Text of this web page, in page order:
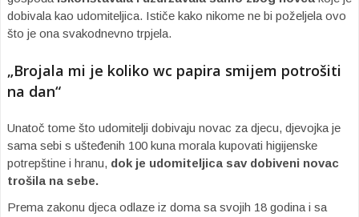
dobivala kao udomiteljica. Ističe kako nikome ne bi poželjela ovo
što je ona svakodnevno trpjela.
„Brojala mi je koliko wc papira smijem potrošiti
na dan“
Unatoč tome što udomitelji dobivaju novac za djecu, djevojka je
sama sebi s ušteđenih 100 kuna morala kupovati higijenske
potrepštine i hranu, dok je udomiteljica sav dobiveni novac
trošila na sebe.
Prema zakonu djeca odlaze iz doma sa svojih 18 godina i sa